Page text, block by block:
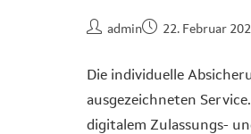
admin 22. Februar
Die individuelle
ausgezeichneten
digitalem Zulassungs-